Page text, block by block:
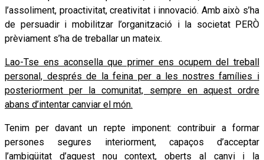
l’assoliment, proactivitat, creativitat i innovació. Amb això s’ha
de persuadir i mobilitzar l’organització i la societat PERÒ
prèviament s’ha de treballar un mateix.
Lao-Tse ens aconsella que primer ens ocupem del treball
personal, després de la feina per a les nostres famílies i
posteriorment per la comunitat, sempre en aquest ordre
abans d’intentar canviar el món.
Tenim per davant un repte imponent: contribuir a formar
persones segures interiorment, capaços d’acceptar
l’ambigüitat d’aquest nou context, oberts al canvi i la